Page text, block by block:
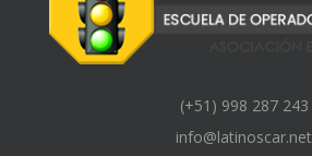
(+51) 998 287 243
info@latinoscar.net